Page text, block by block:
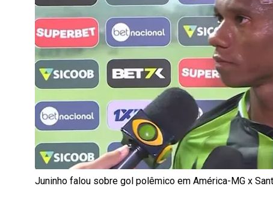
Juninho falou sobre gol polêmico em América-MG x